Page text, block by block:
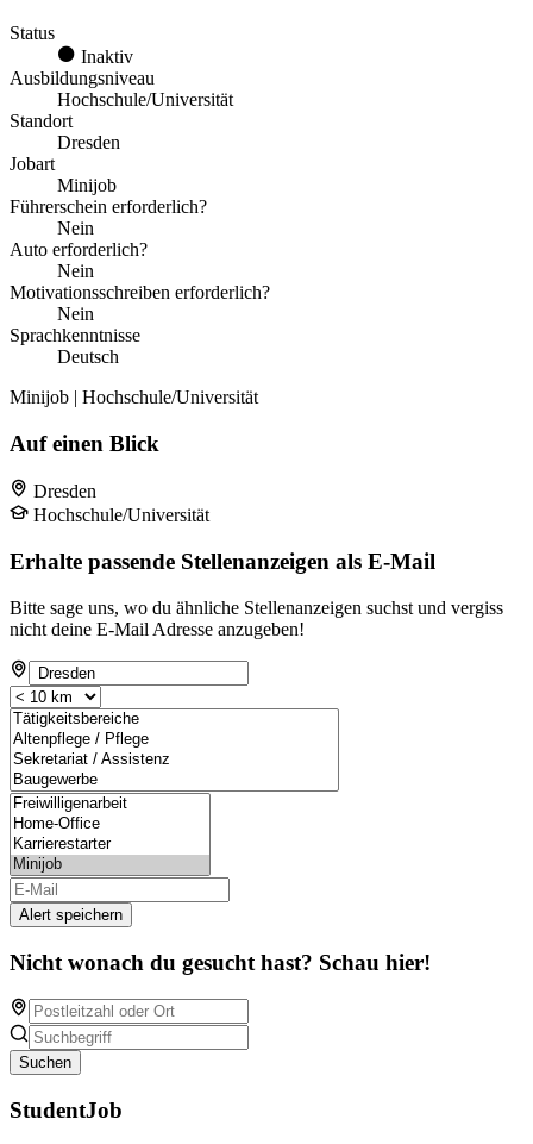
Status
Inaktiv
Ausbildungsniveau
Hochschule/Universität
Standort
Dresden
Jobart
Minijob
Führerschein erforderlich?
Nein
Auto erforderlich?
Nein
Motivationsschreiben erforderlich?
Nein
Sprachkenntnisse
Deutsch
Minijob | Hochschule/Universität
Auf einen Blick
Dresden
Hochschule/Universität
Erhalte passende Stellenanzeigen als E-Mail
Bitte sage uns, wo du ähnliche Stellenanzeigen suchst und vergiss
nicht deine E-Mail Adresse anzugeben!
Alert speichern
Nicht wonach du gesucht hast? Schau hier!
Suchen
StudentJob